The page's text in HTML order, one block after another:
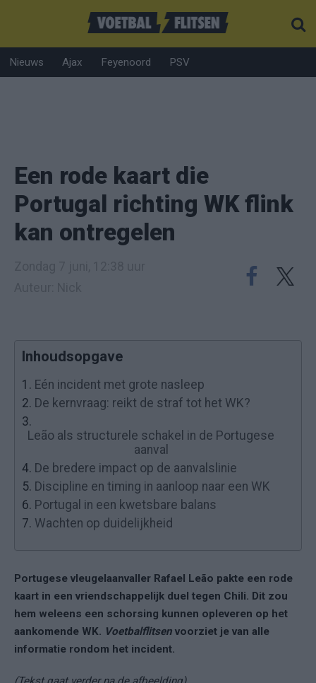
Nieuws Ajax Feyenoord PSV
Een rode kaart die
Portugal richting WK flink
kan ontregelen
Inhoudsopgave
1. Eén incident met grote nasleep
2. De kernvraag: reikt de straf tot het WK?
3.
Leão als structurele schakel in de Portugese
aanval
4. De bredere impact op de aanvalslinie
5. Discipline en timing in aanloop naar een WK
6. Portugal in een kwetsbare balans
7. Wachten op duidelijkheid
Portugese vleugelaanvaller Rafael Leão pakte een rode
kaart in een vriendschappelijk duel tegen Chili. Dit zou
hem weleens een schorsing kunnen opleveren op het
aankomende WK. Voetbalflitsen voorziet je van alle
informatie rondom het incident.